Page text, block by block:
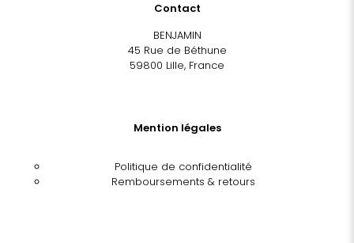
Contact
BENJAMIN
45 Rue de Béthune
59800 Lille, France
Mention légales
Politique de confidentialité
Remboursements & retours